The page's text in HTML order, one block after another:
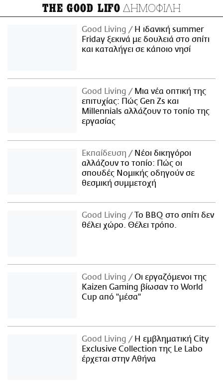
THE GOOD LIFO ΔΗΜΟΦΙΛΗ
Good Living
Η ιδανική summer
Friday ξεκινά με δουλειά στο σπίτι
και καταλήγει σε κάποιο νησί
Good Living
Μια νέα οπτική της
επιτυχίας: Πώς Gen Zs και
Millennials αλλάζουν το τοπίο της
εργασίας
Εκπαίδευση
Νέοι δικηγόροι
αλλάζουν το τοπίο: Πώς οι
σπουδές Νομικής οδηγούν σε
θεσμική συμμετοχή
Good Living
Το BBQ στο σπίτι δεν
θέλει χώρο. Θέλει τρόπο.
Good Living
Οι εργαζόμενοι της
Kaizen Gaming βίωσαν το World
Cup από "μέσα"
Good Living
Η εμβληματική City
Exclusive Collection της Le Labo
έρχεται στην Αθήνα